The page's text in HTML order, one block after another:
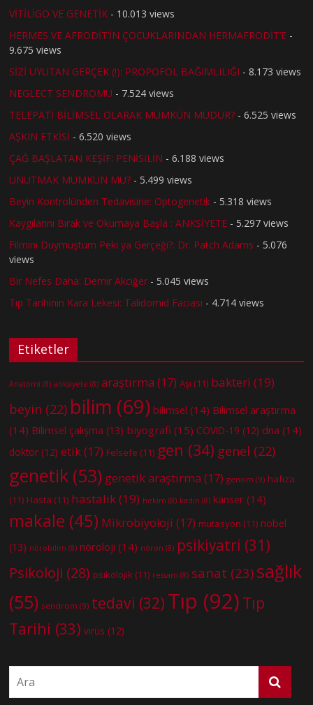
VİTİLİGO VE GENETİK - 10.013 views
HERMES VE AFRODİT’İN ÇOCUKLARINDAN HERMAFRODİT’E -
9.675 views
SİZİ UYUTAN GERÇEK (!): PROPOFOL BAĞIMLILIĞI - 8.173 views
NEGLECT SENDROMU - 7.524 views
TELEPATİ BİLİMSEL OLARAK MÜMKÜN MÜDÜR? - 6.525 views
AŞKIN ETKİSİ - 6.520 views
ÇAĞ BAŞLATAN KEŞİF: PENİSİLİN - 6.188 views
UNUTMAK MÜMKÜN MÜ? - 5.499 views
Beyin Kontrolünden Tedavisine: Optogenetik - 5.318 views
Kaygılarını Bırak ve Okumaya Başla : ANKSİYETE - 5.297 views
Filmini Duymuştum Peki ya Gerçeği?: Dr. Patch Adams - 5.076
views
Bir Nefes Daha: Demir Akciğer - 5.045 views
Tıp Tarihinin Kara Lekesi: Talidomid Faciası - 4.714 views
Etiketler
Anatomi (8) anksiyete (8) araştırma (17) Aşı (11) bakteri (19)
beyin (22) bilim (69) bilimsel (14) Bilimsel araştırma
(14) Bilimsel çalışma (13) biyografi (15) COVID-19 (12) dna (14)
doktor (12) etik(17) Felsefe (11) gen (34) genel (22)
genetik (53) genetik araştırma (17) genom (9) hafıza
(11) Hasta (11) hastalık(19) hekim (8) kadın (8) kanser (14)
makale (45) Mikrobiyoloji (17) mutasyon (11) nobel
(13) nörobilim (8) nöroloji (14) nöron (8) psikiyatri (31)
Psikoloji (28) psikolojik (11) ressam (8) sanat (23) sağlık
(55) sendrom (9) tedavi (32) Tıp (92) Tıp
Tarihi (33) virüs (12)